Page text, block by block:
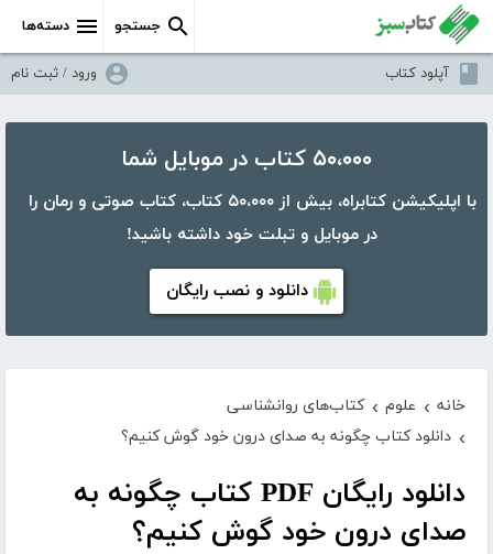
دسته‌ها جستجو
آپلود کتاب ورود / ثبت نام
۵۰،۰۰۰ کتاب در موبایل شما
با اپلیکیشن کتابراه، بیش از ۵۰،۰۰۰ کتاب، کتاب صوتی و رمان را
در موبایل و تبلت خود داشته باشید!
دانلود و نصب رایگان
خانه › علوم › کتاب‌های روانشناسی
› دانلود کتاب چگونه به صدای درون خود گوش کنیم؟
دانلود رایگان PDF کتاب چگونه به
صدای درون خود گوش کنیم؟